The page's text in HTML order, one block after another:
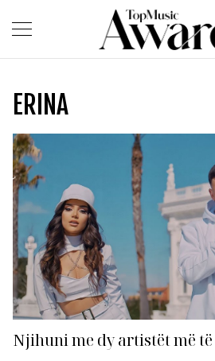
ERINA
Njihuni me dy artistët më